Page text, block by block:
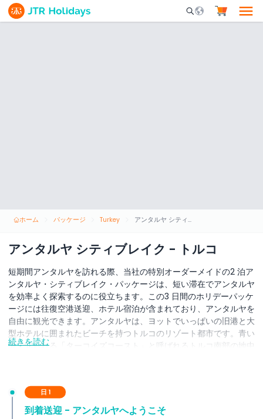
Mobile Search
ホーム パッケージ Turkey アンタルヤ シティブレイク - トルコ
アンタルヤ シティブレイク - トルコ
短期間アンタルヤを訪れる際、当社の特別オーダーメイドの2 泊ア
ンタルヤ・シティブレイク・パッケージは、短い滞在でアンタルヤ
を効率よく探索するのに役立ちます。この3 日間のホリデーパッケ
ージには往復空港送迎、ホテル宿泊が含まれており、アンタルヤを
自由に観光できます。アンタルヤは、ヨットでいっぱいの旧港と大
型ホテルに囲まれたビーチを持つトルコのリゾート都市です。青い
海で知られる「ターコイズコースト」と呼ばれるトルコ南部の地中
皇帝の訪問を記念して建てられたハドリアヌス門や、港の景色を望
む2世紀のヒディルリク塔などが含まれます.
続きを読む
日 1
到着送迎 - アンタルヤへようこそ